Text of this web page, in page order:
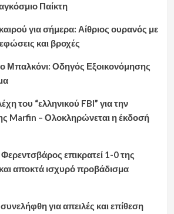
Παίκτη
για σήμερα: Αίθριος ουρανός με
και βροχές
Μπαλκόνι: Οδηγός Εξοικονόμησης
του “ελληνικού FBI” για την
Marfin – Ολοκληρώνεται η έκδοσή
επικρατεί 1-0 της
αποκτά ισχυρό προβάδισμα
για απειλές και επίθεση